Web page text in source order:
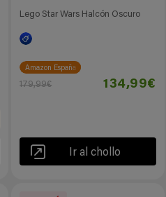
Lego Star Wars Halcón Oscuro
Amazon España
179,99€ 134,99€
Ir al chollo